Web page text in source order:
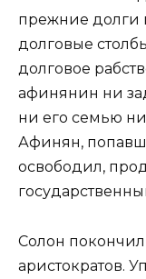
прежние долги
долговые
долговое
афинянин ни
ни его семью
Афинян,
освободил,
Солон
аристократов.